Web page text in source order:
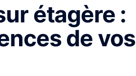
étagère :
de vos